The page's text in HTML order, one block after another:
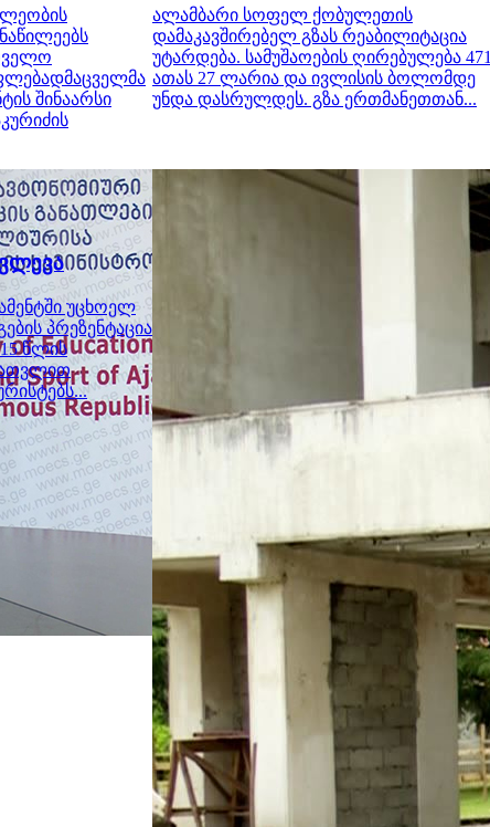
შინაარსი
ალამბარი სოფელ ქობულეთის
დამაკავშირებელ გზას რეაბილიტაცია
უტარდება. სამუშაოების ღირებულება 471
ათას 27 ლარია და ივლისის ბოლომდე
უნდა დასრულდეს. გზა ერთმანეთთან...
უცხოელ
პრეზენტაცია
წლის